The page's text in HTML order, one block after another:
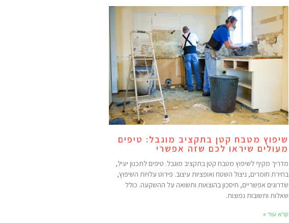
שיפוץ מטבח קטן בתקציב מוגבל: טיפים
מעולים שיראו לכם שזה אפשרי
מדריך מקיף לשיפוץ מטבח קטן בתקציב מוגבל. טיפים לתכנון יעיל,
בחירת חומרים, ניצול השטח ואופציות עיצוב. פירוט עלויות השיפוץ,
שדרוגים אפשריים, חיסכון בהוצאות ותשואה על ההשקעה. כולל
שאלות ותשובות נפוצות.
קרא עוד »